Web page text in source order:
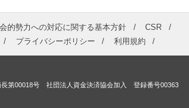
的勢力への対応に関する基本方針
CSR
プライバシーポリシー 利用規約
第00018号 社団法人資金決済協会加入 登録番号00363